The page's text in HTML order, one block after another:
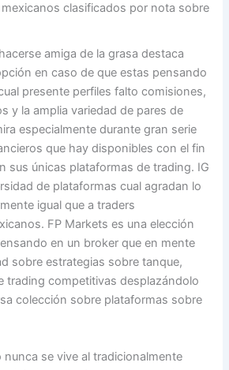
clasificados por nota sobre
amiga de la grasa destaca
en caso de que estas pensando
presente perfiles falto comisiones,
y la amplia variedad de pares de
especialmente durante gran serie
que hay disponibles con el fin
sus únicas plataformas de trading. IG
de plataformas cual agradan lo
igual que a traders
FP Markets es una elección
en un broker que en mente
sobre estrategias sobre tanque,
trading competitivas desplazándolo
colección sobre plataformas sobre
se vive al tradicionalmente